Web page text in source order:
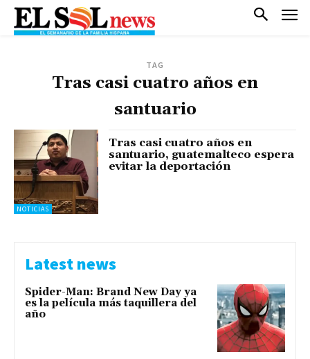
TAG
Tras casi cuatro años en
santuario
NOTICIAS
Tras casi cuatro años en
santuario, guatemalteco espera
evitar la deportación
Latest news
Spider-Man: Brand New Day ya
es la película más taquillera del
año